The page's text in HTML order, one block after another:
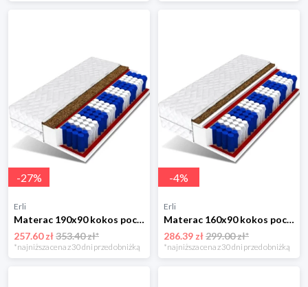
-27%
Erli
Materac 190x90 kokos pocket 7 stref 14 cm MILO
257.60 zł353.40 zł*
*najniższa cena z 30 dni przed obniżką
-4%
Erli
Materac 160x90 kokos pocket 7 stref 15cm MARS
286.39 zł299.00 zł*
*najniższa cena z 30 dni przed obniżką